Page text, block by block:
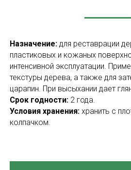
Назначение: для реставрации
пластиковых и кожаных
интенсивной эксплуатации.
текстуры дерева, а также для
царапин. При высыхании дает
Срок годности: 2 года.
Условия хранения: хранить с
колпачком.